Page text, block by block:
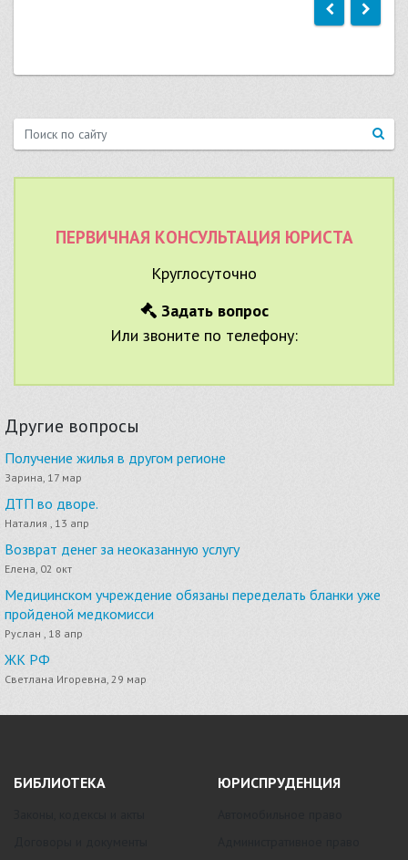
ПЕРВИЧНАЯ КОНСУЛЬТАЦИЯ ЮРИСТА
Круглосуточно
Задать вопрос
Или звоните по телефону:
Другие вопросы
Получение жилья в другом регионе
Зарина, 17 мар
ДТП во дворе.
Наталия , 13 апр
Возврат денег за неоказанную услугу
Елена, 02 окт
Медицинском учреждение обязаны переделать бланки уже
пройденой медкомисси
Руслан , 18 апр
ЖК РФ
Светлана Игоревна, 29 мар
БИБЛИОТЕКА ЮРИСПРУДЕНЦИЯ